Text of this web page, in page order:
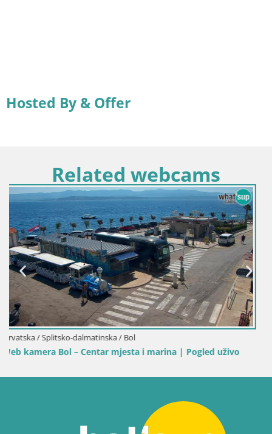
Hosted By & Offer
Related webcams
uživo
Hrvatska / Splitsko-dalmatinska / Bol
Web kamera Bol Riva – Pogled uživo na luku